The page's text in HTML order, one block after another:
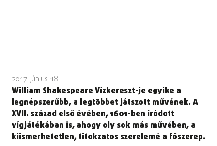
2017. június 18.
William Shakespeare Vízkereszt-je egyike a
legnépszerűbb, a legtöbbet játszott művének. A
XVII. század első évében, 1601-ben íródott
vígjátékában is, ahogy oly sok más művében, a
kiismerhetetlen, titokzatos szerelemé a főszerep.